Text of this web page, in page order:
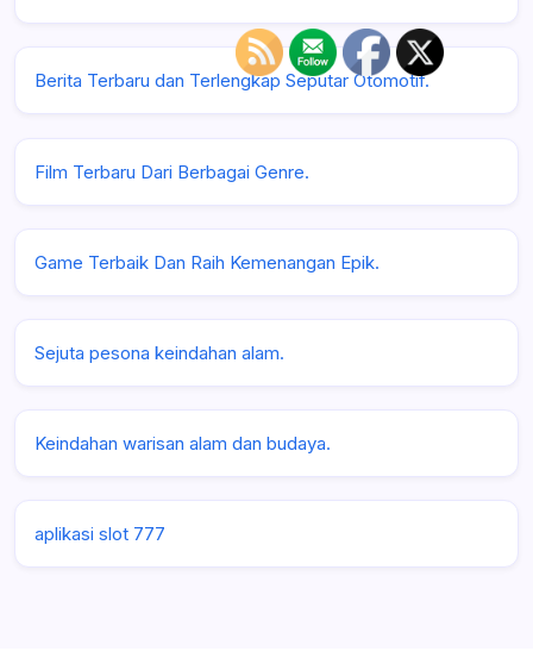
Berita Terbaru dan Terlengkap Seputar Otomotif.
Film Terbaru Dari Berbagai Genre.
Game Terbaik Dan Raih Kemenangan Epik.
Sejuta pesona keindahan alam.
Keindahan warisan alam dan budaya.
aplikasi slot 777